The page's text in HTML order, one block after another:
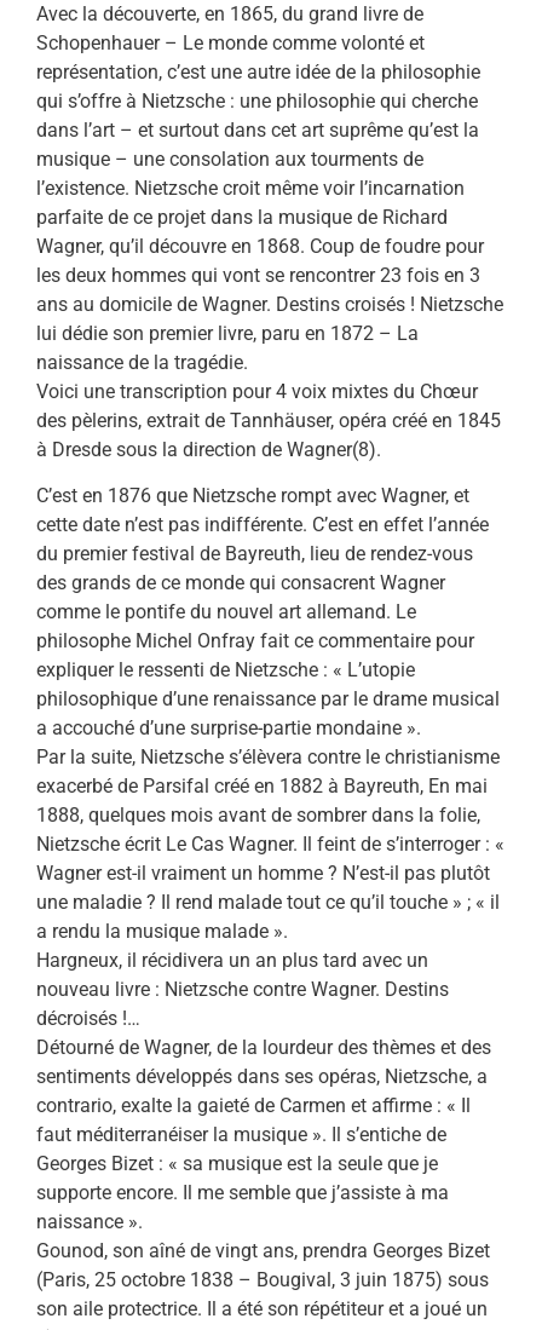
Avec la découverte, en 1865, du grand livre de
Schopenhauer – Le monde comme volonté et
représentation, c’est une autre idée de la philosophie
qui s’offre à Nietzsche : une philosophie qui cherche
dans l’art – et surtout dans cet art suprême qu’est la
musique – une consolation aux tourments de
l’existence. Nietzsche croit même voir l’incarnation
parfaite de ce projet dans la musique de Richard
Wagner, qu’il découvre en 1868. Coup de foudre pour
les deux hommes qui vont se rencontrer 23 fois en 3
ans au domicile de Wagner. Destins croisés ! Nietzsche
lui dédie son premier livre, paru en 1872 – La
naissance de la tragédie.
Voici une transcription pour 4 voix mixtes du Chœur
des pèlerins, extrait de Tannhäuser, opéra créé en 1845
à Dresde sous la direction de Wagner(8).
C’est en 1876 que Nietzsche rompt avec Wagner, et
cette date n’est pas indifférente. C’est en effet l’année
du premier festival de Bayreuth, lieu de rendez-vous
des grands de ce monde qui consacrent Wagner
comme le pontife du nouvel art allemand. Le
philosophe Michel Onfray fait ce commentaire pour
expliquer le ressenti de Nietzsche : « L’utopie
philosophique d’une renaissance par le drame musical
a accouché d’une surprise-partie mondaine ».
Par la suite, Nietzsche s’élèvera contre le christianisme
exacerbé de Parsifal créé en 1882 à Bayreuth, En mai
1888, quelques mois avant de sombrer dans la folie,
Nietzsche écrit Le Cas Wagner. Il feint de s’interroger : «
Wagner est-il vraiment un homme ? N’est-il pas plutôt
une maladie ? Il rend malade tout ce qu’il touche » ; « il
a rendu la musique malade ».
Hargneux, il récidivera un an plus tard avec un
nouveau livre : Nietzsche contre Wagner. Destins
décroisés !…
Détourné de Wagner, de la lourdeur des thèmes et des
sentiments développés dans ses opéras, Nietzsche, a
contrario, exalte la gaieté de Carmen et affirme : « Il
faut méditerranéiser la musique ». Il s’entiche de
Georges Bizet : « sa musique est la seule que je
supporte encore. Il me semble que j’assiste à ma
naissance ».
Gounod, son aîné de vingt ans, prendra Georges Bizet
(Paris, 25 octobre 1838 – Bougival, 3 juin 1875) sous
son aile protectrice. Il a été son répétiteur et a joué un